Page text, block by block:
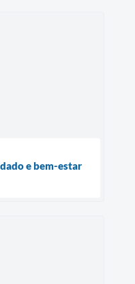
e bem-estar